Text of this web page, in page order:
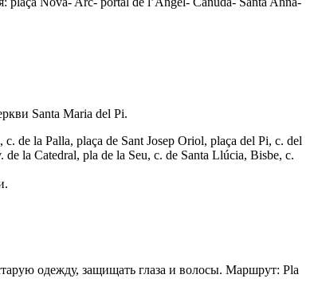
Santa Maria del Pi.
de la Palla, plaça de Sant Josep Oriol, plaça del Pi, c. del
la Catedral, pla de la Seu, c. de Santa Llúcia, Bisbe, c.
одежду, защищать глаза и волосы. Маршрут: Pla